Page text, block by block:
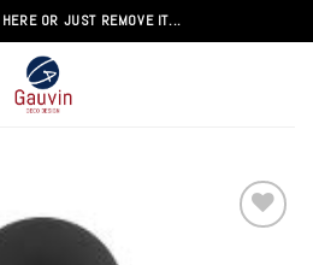
OR JUST REMOVE IT...